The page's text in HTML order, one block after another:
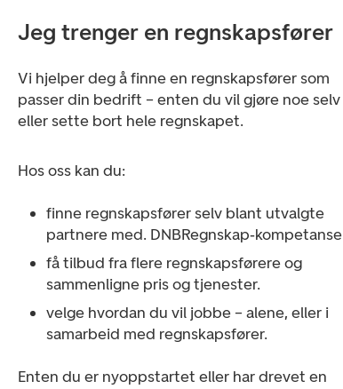
Jeg trenger en regnskapsfører
Vi hjelper deg å finne en regnskapsfører som
passer din bedrift – enten du vil gjøre noe selv
eller sette bort hele regnskapet.
Hos oss kan du:
finne regnskapsfører selv blant utvalgte
partnere med. DNBRegnskap‑kompetanse
få tilbud fra flere regnskapsførere og
sammenligne pris og tjenester.
velge hvordan du vil jobbe – alene, eller i
samarbeid med regnskapsfører.
Enten du er nyoppstartet eller har drevet en